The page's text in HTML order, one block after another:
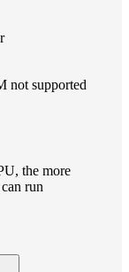
not supported
the more
run